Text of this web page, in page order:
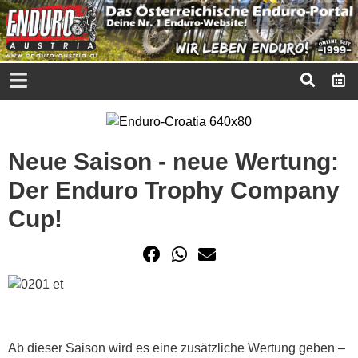
Neue Saison - neue Wertung:
Der Enduro Trophy Company
Cup!
Ab dieser Saison wird es eine zusätzliche Wertung geben –